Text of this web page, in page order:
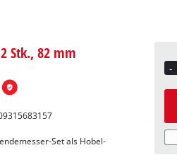
Stk., 82 mm
Set als Hobel-
-